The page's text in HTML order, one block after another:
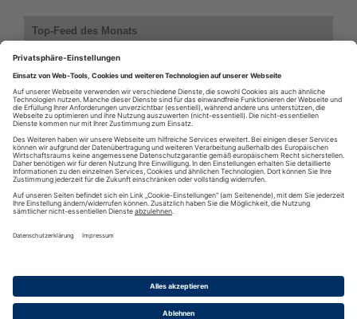
Top-Feed des Monats
Top-Feeds des Monats aus der Kategorie: Computer & Technik >
Linux
SYSADMIN'S LIFE
Linux-Redaktion
Neuigkeiten der Linux Community
Datenschutzinformationen·Cookie-Einstellungen·Impressum · AGB
& Nutzungsbedingungen·Partnerprogramme